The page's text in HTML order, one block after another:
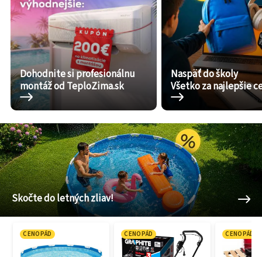
Dohodnite si profesionálnu
montáž od TeploZima.sk
Naspäť do školy
Všetko za najlepšie
Skočte do letných zliav!
CENOPÁD CENOPÁD CENOPÁD